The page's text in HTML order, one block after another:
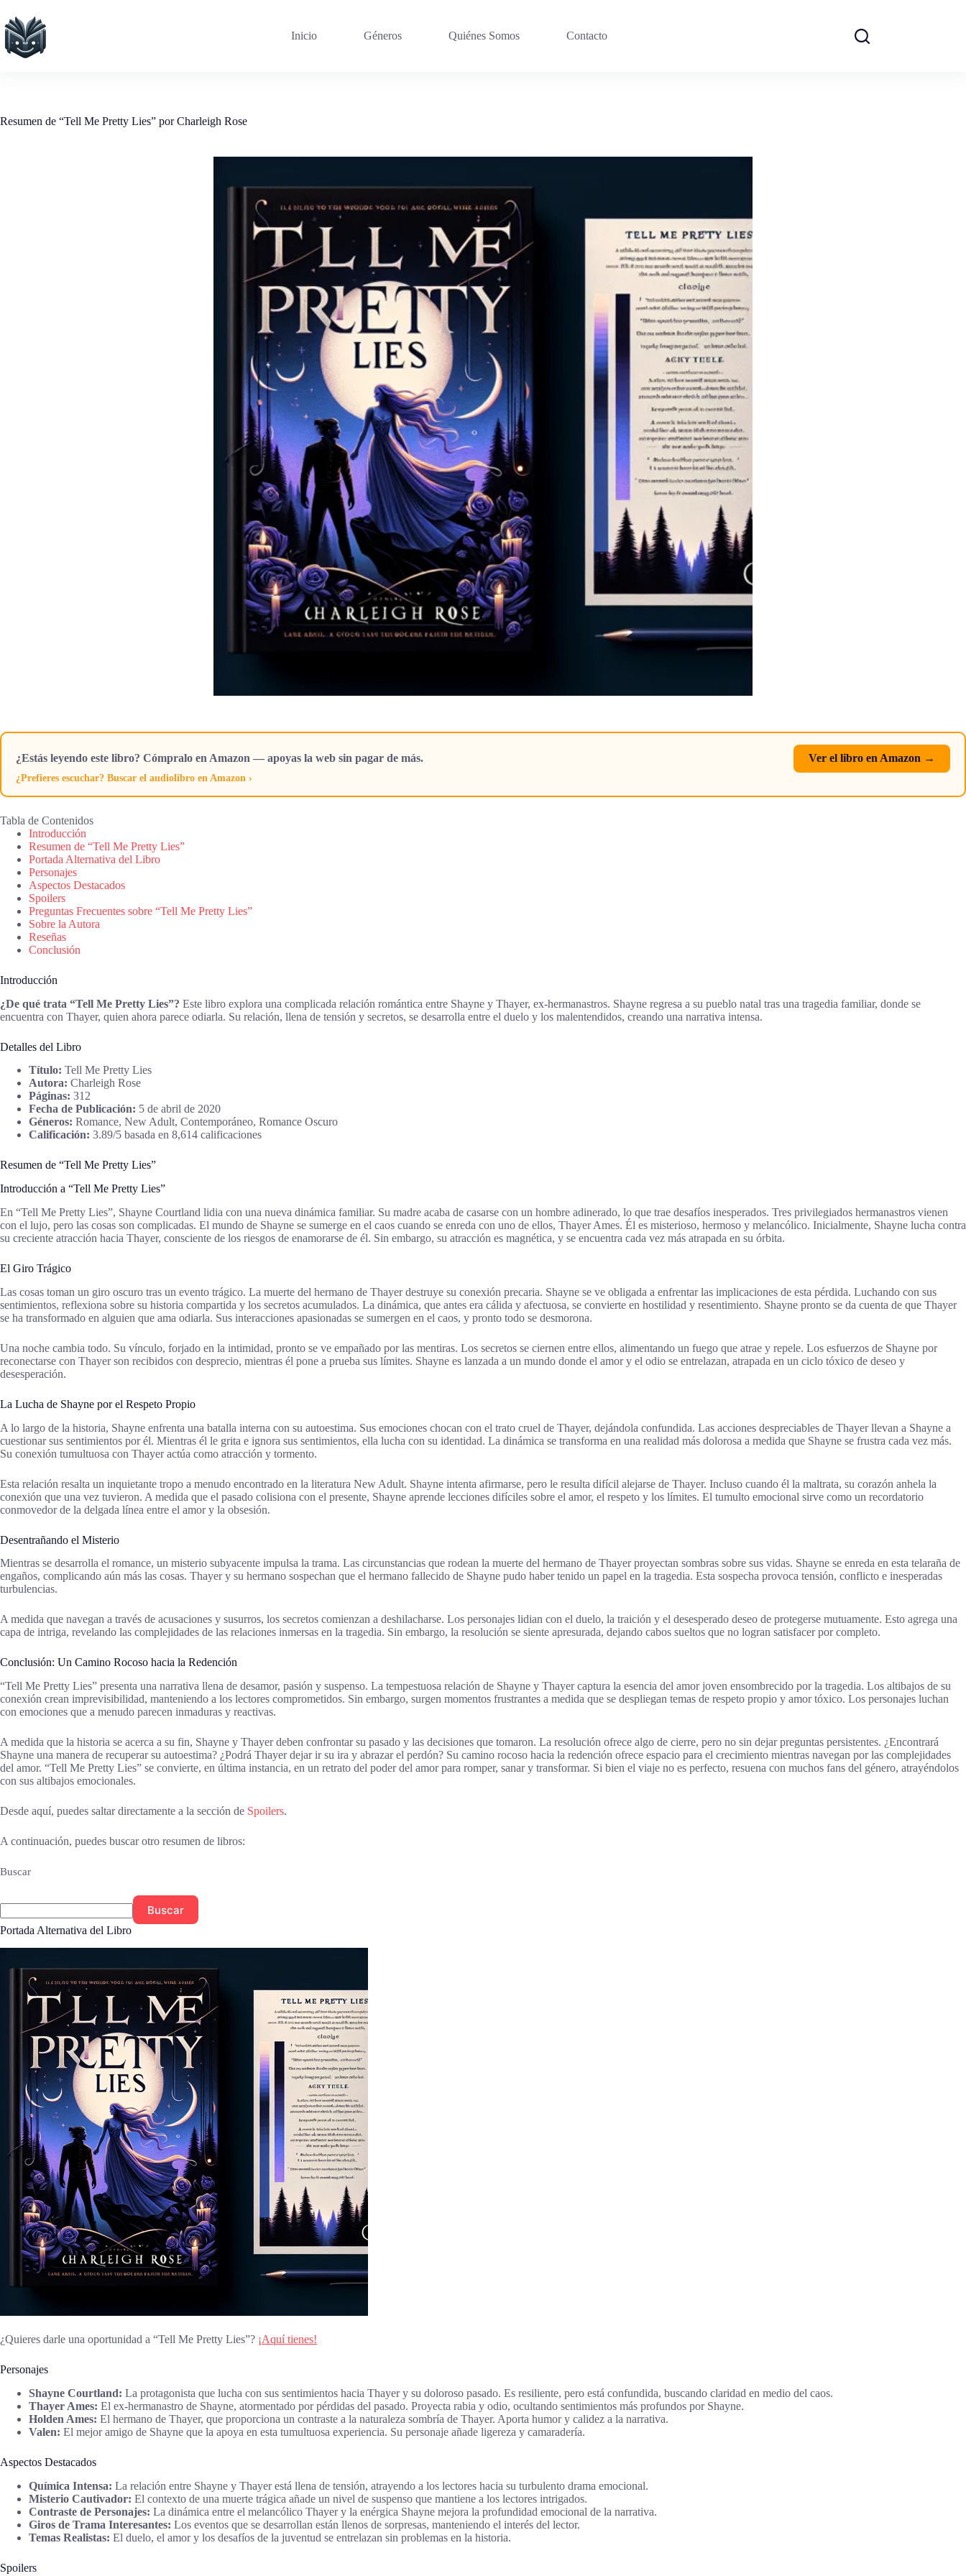
contenido
Inicio Géneros Quiénes Somos Contacto
Resumen de “Tell Me Pretty Lies” por Charleigh Rose
¿Estás leyendo este libro? Cómpralo en Amazon — apoyas la web sin pagar de más. Ver el libro en Amazon →
¿Prefieres escuchar? Buscar el audiolibro en Amazon ›
Tabla de Contenidos
Introducción
Resumen de “Tell Me Pretty Lies”
Portada Alternativa del Libro
Personajes
Aspectos Destacados
Spoilers
Preguntas Frecuentes sobre “Tell Me Pretty Lies”
Sobre la Autora
Reseñas
Conclusión
Introducción
¿De qué trata “Tell Me Pretty Lies”? Este libro explora una complicada relación romántica entre Shayne y Thayer, ex-hermanastros. Shayne regresa a su pueblo natal tras una tragedia familiar, donde se
encuentra con Thayer, quien ahora parece odiarla. Su relación, llena de tensión y secretos, se desarrolla entre el duelo y los malentendidos, creando una narrativa intensa.
Detalles del Libro
Título: Tell Me Pretty Lies
Autora: Charleigh Rose
Páginas: 312
Fecha de Publicación: 5 de abril de 2020
Géneros: Romance, New Adult, Contemporáneo, Romance Oscuro
Calificación: 3.89/5 basada en 8,614 calificaciones
Resumen de “Tell Me Pretty Lies”
Introducción a “Tell Me Pretty Lies”
En “Tell Me Pretty Lies”, Shayne Courtland lidia con una nueva dinámica familiar. Su madre acaba de casarse con un hombre adinerado, lo que trae desafíos inesperados. Tres privilegiados hermanastros vienen
con el lujo, pero las cosas son complicadas. El mundo de Shayne se sumerge en el caos cuando se enreda con uno de ellos, Thayer Ames. Él es misterioso, hermoso y melancólico. Inicialmente, Shayne lucha contra
su creciente atracción hacia Thayer, consciente de los riesgos de enamorarse de él. Sin embargo, su atracción es magnética, y se encuentra cada vez más atrapada en su órbita.
El Giro Trágico
Las cosas toman un giro oscuro tras un evento trágico. La muerte del hermano de Thayer destruye su conexión precaria. Shayne se ve obligada a enfrentar las implicaciones de esta pérdida. Luchando con sus
sentimientos, reflexiona sobre su historia compartida y los secretos acumulados. La dinámica, que antes era cálida y afectuosa, se convierte en hostilidad y resentimiento. Shayne pronto se da cuenta de que Thayer
se ha transformado en alguien que ama odiarla. Sus interacciones apasionadas se sumergen en el caos, y pronto todo se desmorona.
Una noche cambia todo. Su vínculo, forjado en la intimidad, pronto se ve empañado por las mentiras. Los secretos se ciernen entre ellos, alimentando un fuego que atrae y repele. Los esfuerzos de Shayne por
reconectarse con Thayer son recibidos con desprecio, mientras él pone a prueba sus límites. Shayne es lanzada a un mundo donde el amor y el odio se entrelazan, atrapada en un ciclo tóxico de deseo y
desesperación.
La Lucha de Shayne por el Respeto Propio
A lo largo de la historia, Shayne enfrenta una batalla interna con su autoestima. Sus emociones chocan con el trato cruel de Thayer, dejándola confundida. Las acciones despreciables de Thayer llevan a Shayne a
cuestionar sus sentimientos por él. Mientras él le grita e ignora sus sentimientos, ella lucha con su identidad. La dinámica se transforma en una realidad más dolorosa a medida que Shayne se frustra cada vez más.
Su conexión tumultuosa con Thayer actúa como atracción y tormento.
Esta relación resalta un inquietante tropo a menudo encontrado en la literatura New Adult. Shayne intenta afirmarse, pero le resulta difícil alejarse de Thayer. Incluso cuando él la maltrata, su corazón anhela la
conexión que una vez tuvieron. A medida que el pasado colisiona con el presente, Shayne aprende lecciones difíciles sobre el amor, el respeto y los límites. El tumulto emocional sirve como un recordatorio
conmovedor de la delgada línea entre el amor y la obsesión.
Desentrañando el Misterio
Mientras se desarrolla el romance, un misterio subyacente impulsa la trama. Las circunstancias que rodean la muerte del hermano de Thayer proyectan sombras sobre sus vidas. Shayne se enreda en esta telaraña de
engaños, complicando aún más las cosas. Thayer y su hermano sospechan que el hermano fallecido de Shayne pudo haber tenido un papel en la tragedia. Esta sospecha provoca tensión, conflicto e inesperadas
turbulencias.
A medida que navegan a través de acusaciones y susurros, los secretos comienzan a deshilacharse. Los personajes lidian con el duelo, la traición y el desesperado deseo de protegerse mutuamente. Esto agrega una
capa de intriga, revelando las complejidades de las relaciones inmersas en la tragedia. Sin embargo, la resolución se siente apresurada, dejando cabos sueltos que no logran satisfacer por completo.
Conclusión: Un Camino Rocoso hacia la Redención
“Tell Me Pretty Lies” presenta una narrativa llena de desamor, pasión y suspenso. La tempestuosa relación de Shayne y Thayer captura la esencia del amor joven ensombrecido por la tragedia. Los altibajos de su
conexión crean imprevisibilidad, manteniendo a los lectores comprometidos. Sin embargo, surgen momentos frustrantes a medida que se despliegan temas de respeto propio y amor tóxico. Los personajes luchan
con emociones que a menudo parecen inmaduras y reactivas.
A medida que la historia se acerca a su fin, Shayne y Thayer deben confrontar su pasado y las decisiones que tomaron. La resolución ofrece algo de cierre, pero no sin dejar preguntas persistentes. ¿Encontrará
Shayne una manera de recuperar su autoestima? ¿Podrá Thayer dejar ir su ira y abrazar el perdón? Su camino rocoso hacia la redención ofrece espacio para el crecimiento mientras navegan por las complejidades
del amor. “Tell Me Pretty Lies” se convierte, en última instancia, en un retrato del poder del amor para romper, sanar y transformar. Si bien el viaje no es perfecto, resuena con muchos fans del género, atrayéndolos
con sus altibajos emocionales.
Desde aquí, puedes saltar directamente a la sección de Spoilers.
A continuación, puedes buscar otro resumen de libros:
Buscar
Buscar
Portada Alternativa del Libro
¿Quieres darle una oportunidad a “Tell Me Pretty Lies”? ¡Aquí tienes!
Personajes
Shayne Courtland: La protagonista que lucha con sus sentimientos hacia Thayer y su doloroso pasado. Es resiliente, pero está confundida, buscando claridad en medio del caos.
Thayer Ames: El ex-hermanastro de Shayne, atormentado por pérdidas del pasado. Proyecta rabia y odio, ocultando sentimientos más profundos por Shayne.
Holden Ames: El hermano de Thayer, que proporciona un contraste a la naturaleza sombría de Thayer. Aporta humor y calidez a la narrativa.
Valen: El mejor amigo de Shayne que la apoya en esta tumultuosa experiencia. Su personaje añade ligereza y camaradería.
Aspectos Destacados
Química Intensa: La relación entre Shayne y Thayer está llena de tensión, atrayendo a los lectores hacia su turbulento drama emocional.
Misterio Cautivador: El contexto de una muerte trágica añade un nivel de suspenso que mantiene a los lectores intrigados.
Contraste de Personajes: La dinámica entre el melancólico Thayer y la enérgica Shayne mejora la profundidad emocional de la narrativa.
Giros de Trama Interesantes: Los eventos que se desarrollan están llenos de sorpresas, manteniendo el interés del lector.
Temas Realistas: El duelo, el amor y los desafíos de la juventud se entrelazan sin problemas en la historia.
Spoilers